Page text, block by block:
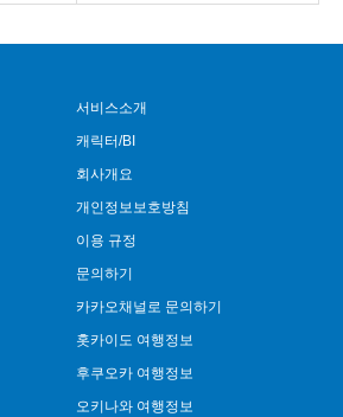
서비스소개
캐릭터/BI
회사개요
개인정보보호방침
이용 규정
문의하기
카카오채널로 문의하기
홋카이도 여행정보
후쿠오카 여행정보
오키나와 여행정보